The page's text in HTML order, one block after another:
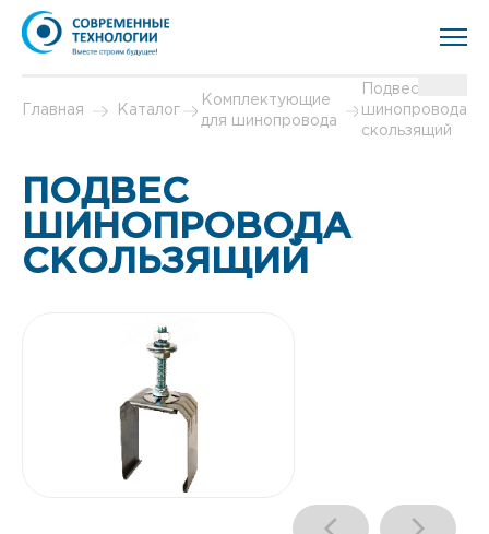
Главная Каталог
Комплектующие
для шинопровода
Подвес
шинопровода
скользящий
ПОДВЕС
ШИНОПРОВОДА
СКОЛЬЗЯЩИЙ